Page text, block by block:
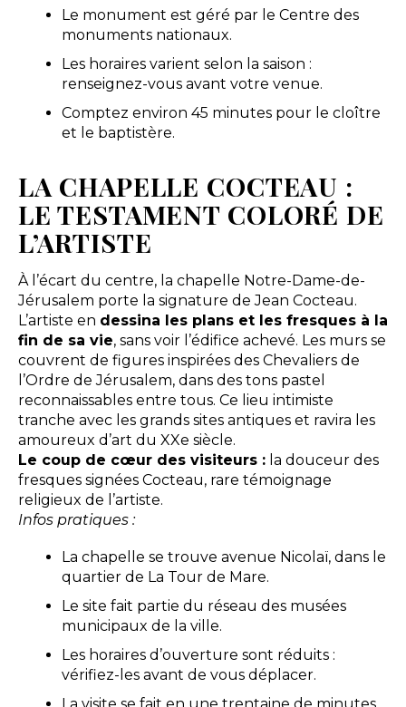
Le monument est géré par le Centre des
monuments nationaux.
Les horaires varient selon la saison :
renseignez-vous avant votre venue.
Comptez environ 45 minutes pour le cloître
et le baptistère.
LA CHAPELLE COCTEAU :
LE TESTAMENT COLORÉ DE
L’ARTISTE
À l’écart du centre, la chapelle Notre-Dame-de-
Jérusalem porte la signature de Jean Cocteau.
L’artiste en dessina les plans et les fresques à la
fin de sa vie, sans voir l’édifice achevé. Les murs se
couvrent de figures inspirées des Chevaliers de
l’Ordre de Jérusalem, dans des tons pastel
reconnaissables entre tous. Ce lieu intimiste
tranche avec les grands sites antiques et ravira les
amoureux d’art du XXe siècle.
Le coup de cœur des visiteurs :la douceur des
fresques signées Cocteau, rare témoignage
religieux de l’artiste.
Infos pratiques :
La chapelle se trouve avenue Nicolaï, dans le
quartier de La Tour de Mare.
Le site fait partie du réseau des musées
municipaux de la ville.
Les horaires d’ouverture sont réduits :
vérifiez-les avant de vous déplacer.